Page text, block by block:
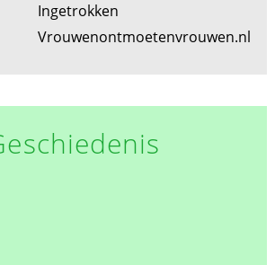
Ingetrokken
Vrouwenontmoetenvrouwen.nl